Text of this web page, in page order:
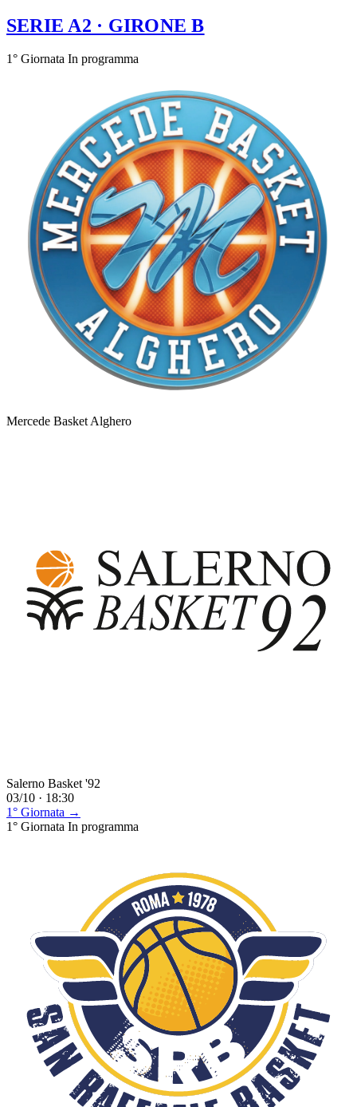
SERIE A2 · GIRONE B
1° Giornata In programma
Mercede Basket Alghero
Salerno Basket '92
03/10 · 18:30
1° Giornata →
1° Giornata In programma